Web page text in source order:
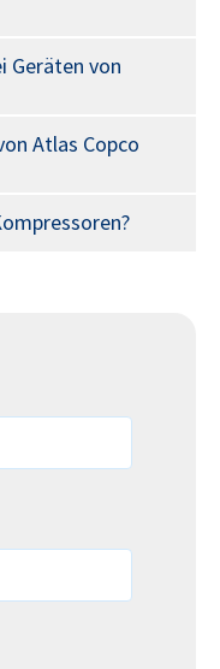
Geräten von
Atlas Copco